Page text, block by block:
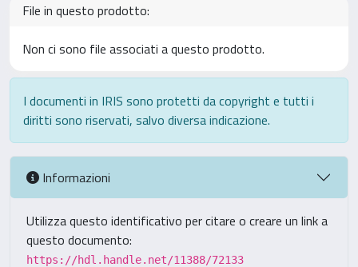
File in questo prodotto:
Non ci sono file associati a questo prodotto.
I documenti in IRIS sono protetti da copyright e tutti i
diritti sono riservati, salvo diversa indicazione.
Informazioni
Utilizza questo identificativo per citare o creare un link a
questo documento:
https://hdl.handle.net/11388/72133